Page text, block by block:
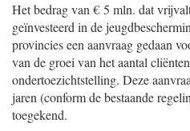
Het bedrag van € 5 mln. dat
geïnvesteerd in de
provincies een aanvraag gedaan
van de groei van het aantal
ondertoezichtstelling. Deze
jaren (conform de bestaande
toegekend.